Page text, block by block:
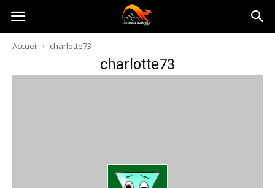
Australia-
australie.com
Accueil charlotte73
charlotte73